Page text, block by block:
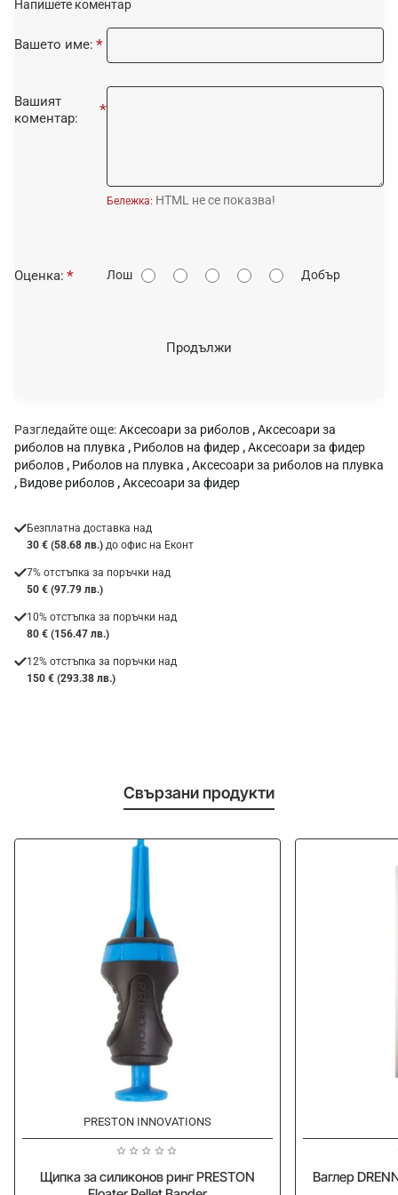
Напишете коментар
Вашето име:
Вашият
коментар:
Бележка: HTML не се показва!
О
Оценка: Лош Добър
Продължи
Разгледайте още:Аксесоари за риболов ,Аксесоари за
риболов на плувка , Риболов на фидер ,Аксесоари за фидер
риболов , Риболов на плувка ,Аксесоари за риболов на плувка
, Видове риболов ,Аксесоари за фидер
Безплатна доставка над
30 € (58.68 лв.) до офис на Еконт
7% отстъпка за поръчки над
50 € (97.79 лв.)
10% отстъпка за поръчки над
80 € (156.47 лв.)
12% отстъпка за поръчки над
150 € (293.38 лв.)
Свързани продукти
PRESTON INNOVATIONS
Щипка за силиконов ринг PRESTON
Ваглер